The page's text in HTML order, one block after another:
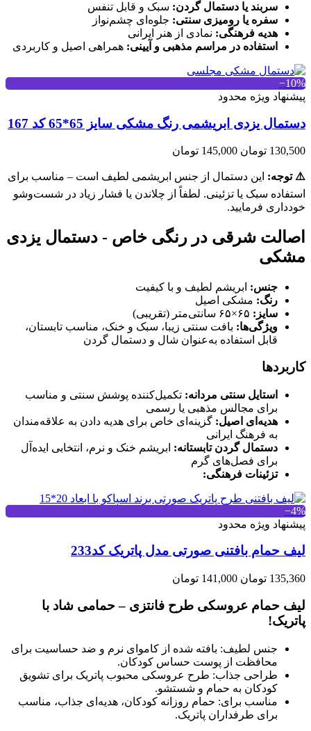
سربند یا دستمال گردن: سبک و قابل تنفس
سفره یا رومیزی سنتی: جلوه‌ای چشم‌نواز
هدیه فرهنگی: نمادی از هنر ایرانی
استفاده در مراسم مذهبی و آیینی: همراهی اصیل و کاربردی
‎−10%
پیشنهاد ویژه محدود
دستمال یزدی ابریشمی رنگ مشکی سایز 65*65 کد 167
130,500 تومان 145,000 تومان
⚠️ توجه: این دستمال از جنس ابریشمی لطیف است – مناسب برای
استفاده سبک یا تزئینی. لطفاً از چلاندن یا فشار زیاد در شست‌وشو
خودداری فرمایید.
اصالت شرقی در رنگی خاص - دستمال یزدی
مشکی
جنس: ابریشم لطیف و با کیفیت
رنگ: مشکی اصیل
سایز:
ویژگی‌ها: بافت سنتی زیبا، سبک و خنک، مناسب تابستان،
قابل استفاده به‌عنوان شال و دستمال گردن
کاربردها
استایل سنتی مردانه: تکمیل‌کننده پوشش سنتی و مناسب
برای مجالس مذهبی یا رسمی
هدیه‌ای اصیل: گزینه‌ای خاص برای هدیه دادن به علاقه‌مندان
به فرهنگ ایرانی
دستمال گردن تابستانه: ابریشم خنک و نرم، انتخابی ایده‌آل
برای فصل‌های گرم
تزئینات فرهنگی:
‎−4%
پیشنهاد ویژه محدود
لیف حمام بافتنی صورتی مدل پاتریک کد233
135,360 تومان 141,000 تومان
لیف حمام عروسکی طرح فانتزی – حمامی شاد با
پاتریک!
جنس لطیف: بافته شده از کاموای نرم و ضد حساسیت برای
محافظت از پوست حساس کودکان.
طراحی جذاب: طرح عروسکی محبوب پاتریک برای تشویق
کودکان به حمام و شستشو.
مناسب برای: حمام روزانه کودکان، هدیه‌ای جذاب، مناسب
برای طرفداران پاتریک.